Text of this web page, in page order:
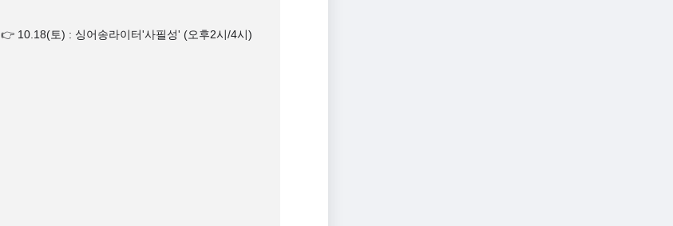
👉 10.18(토) : 싱어송라이터'사필성' (오후2시/4시)